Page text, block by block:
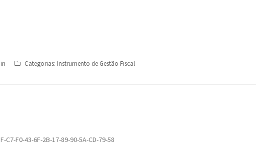
Categorias: Instrumento de Gestão Fiscal
C7-F0-43-6F-2B-17-89-90-5A-CD-79-58